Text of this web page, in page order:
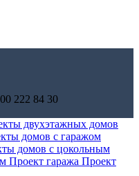
222 84 30
двухэтажных домов
домов с гаражом
домов с цокольным
Проект гаража Проект